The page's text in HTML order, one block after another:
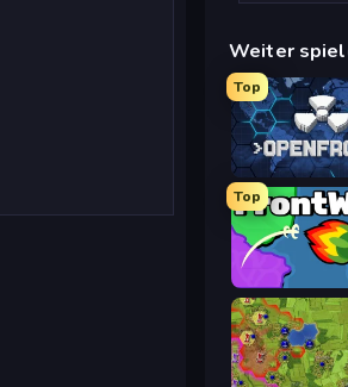
Weiter
Top
Openfront
Top
FrontWars.io